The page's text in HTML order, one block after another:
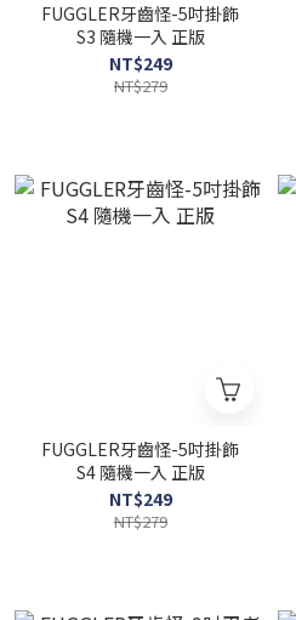
FUGGLER牙齒怪-5吋掛飾
S3 隨機一入 正版
NT$249
NT$279
FUGGLER牙齒怪-5吋掛飾
S4 隨機一入 正版
NT$249
NT$279